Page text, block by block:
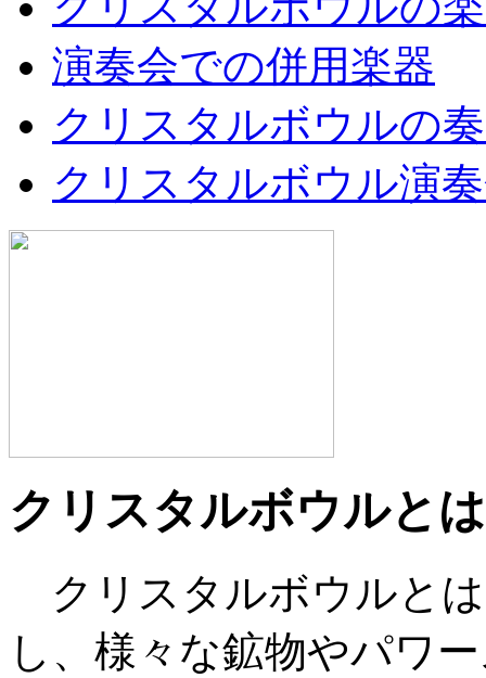
演奏会での併用楽器
クリスタルボウルの
クリスタルボウル演
クリスタルボウルとは
クリスタルボウルと
し、様々な鉱物やパワ